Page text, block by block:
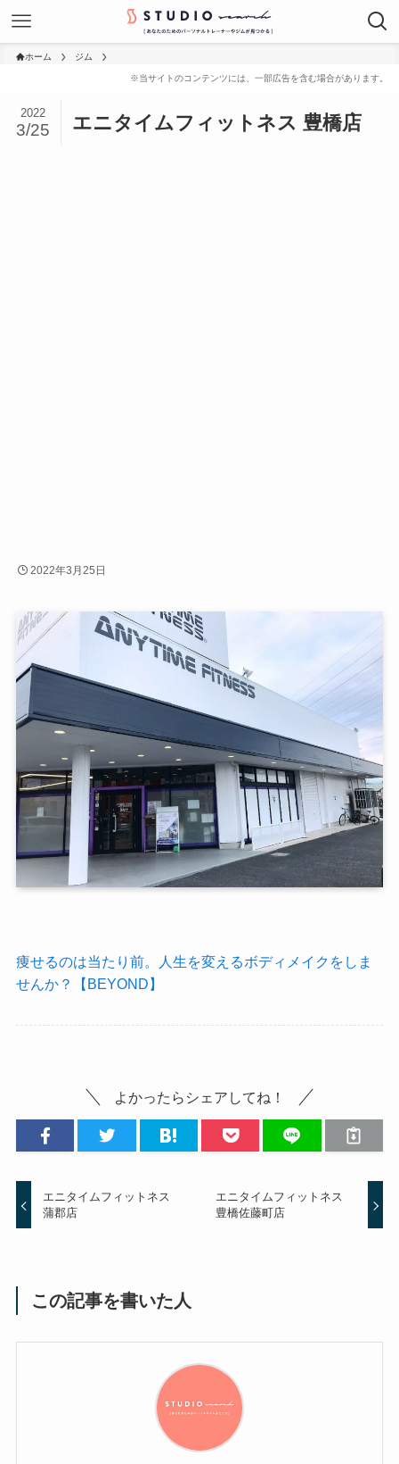
ホーム ジム
エニタイムフィットネス 豊橋店
2022
3/25
2022年3月25日
痩せるのは当たり前。人生を変えるボディメイクをしま
せんか？【BEYOND】
よかったらシェアしてね！
エニタイムフィットネス
蒲郡店
エニタイムフィットネス
豊橋佐藤町店
この記事を書いた人